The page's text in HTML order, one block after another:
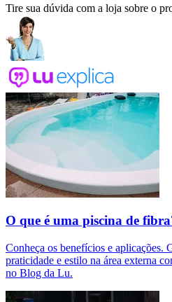
Tire sua dúvida com a loja sobre o
O que é uma piscina de
Conheça os benefícios e aplicações.
praticidade e estilo na área externa
no Blog da Lu.